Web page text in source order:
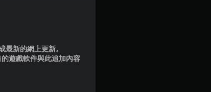
新的網上更新。
遊戲軟件與此追加內容